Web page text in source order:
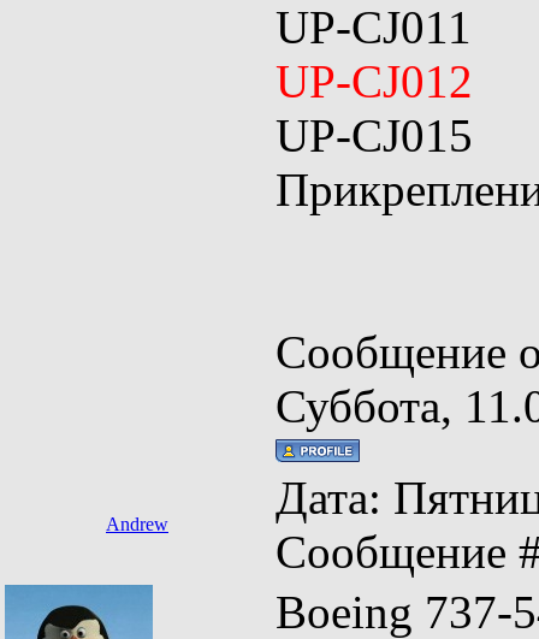
UP-CJ011
UP-CJ012
UP-CJ015
Сообщение
Суббота,
Andrew
Дата:
Сообщение
Boeing